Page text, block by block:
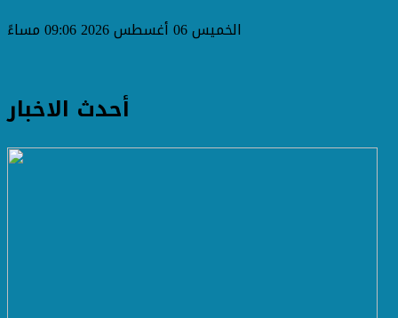
الخميس 06 أغسطس 2026 09:06 مساءً
أحدث الاخبار